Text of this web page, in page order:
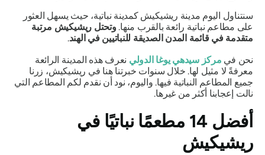
سنتناول اليوم مدينة ريشيكيش كمدينة نباتية، حيث يسهل العثور
على مطاعم نباتية رائعة بالقرب منها.وتحتل ريشيكيش مرتبة
متقدمة في قائمة المدن الصديقة للنباتيين في الهند.
نحن في مركز سيدهي يوغا الدولينعرف هذه المدينة الرائعة
معرفةً لا مثيل لها. خلال سنوات خبرتنا هنا في ريشيكيش، زرنا
جميع المطاعم النباتية فيها. واليوم، نود أن نقدم لكم المطاعم التي
نالت إعجابنا أكثر من غيرها.
أفضل 14 مطعمًا نباتيًا في
ريشيكيش